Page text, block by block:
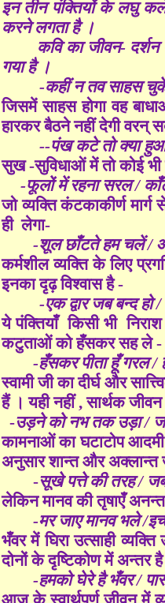
इन तीन पंक्तियों के लघु
करने लगता है ।
कवि का जीवन- दर्शन
गया है ।
-कहीं न तव साहस
जिसमें साहस होगा वह
हारकर बैठने नहीं देगी वरन्
--पंख कटे तो क्या
सुख -सुविधाओं में तो कोई भी
-फूलों में रहना सरल /
जो व्यक्ति कंटकाकीर्ण
ही लेगा-
-शूल छाँटते हम चलें /
कर्मशील व्यक्ति के लिए
इनका दृढ़ विश्वास है -
-एक द्वार जब बन्द
ये पंक्तियाँ किसी भी
कटुताओं को हँसकर सह ले -
-हँसकर पीता हूँ गरल /
स्वामी जी का दीर्घ और
हैं । यही नहीं , सार्थक
-उड़ने को नभ तक उड़ा /
कामनाओं का घटाटोप
अनुसार शान्त और अक्लान्त
-सूखे पत्ते की तरह /
लेकिन मानव की तृषाएँ
-मर जाए मानव भले /
भँवर में घिरा उत्साही
दोनों के दृष्टिकोण में अन्तर
-हमको घेरे है भँवर /